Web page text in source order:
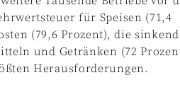
für Speisen (71,4
(79,6 Prozent), die
und Getränken (72
Herausforderungen.